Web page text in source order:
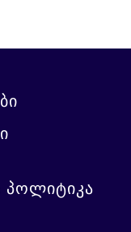
პოლიტიკა